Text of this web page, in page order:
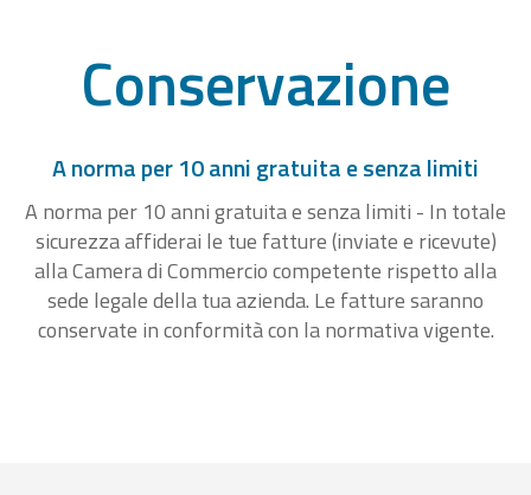
Conservazione
A norma per 10 anni gratuita e senza limiti
A norma per 10 anni gratuita e senza limiti - In totale
sicurezza affiderai le tue fatture (inviate e ricevute)
alla Camera di Commercio competente rispetto alla
sede legale della tua azienda. Le fatture saranno
conservate in conformità con la normativa vigente.